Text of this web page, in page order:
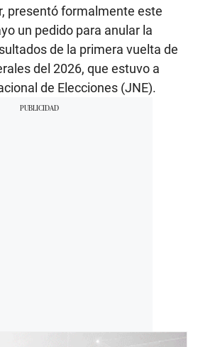
presentó formalmente este
un pedido para anular la
de la primera vuelta de
del 2026, que estuvo a
de Elecciones (JNE).